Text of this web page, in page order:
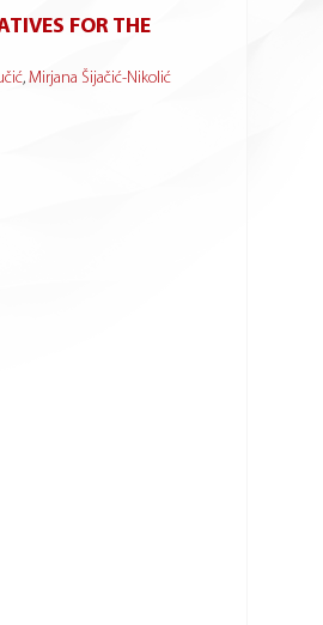
FOR THE
, Mirjana Šijačić-Nikolić